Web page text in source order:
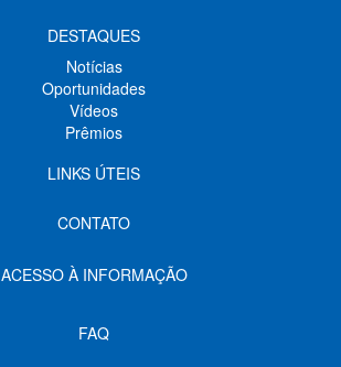
DESTAQUES
Notícias
Oportunidades
Vídeos
Prêmios
LINKS ÚTEIS
CONTATO
ACESSO À INFORMAÇÃO
FAQ